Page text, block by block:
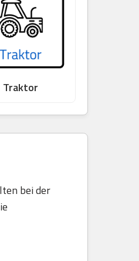
Traktor
bei der